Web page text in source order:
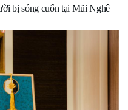
bị sóng cuốn tại Mũi Nghê